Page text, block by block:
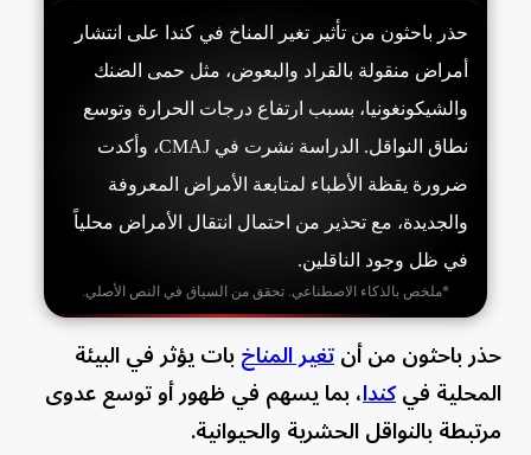
حذر باحثون من تأثير تغير المناخ في كندا على انتشار
أمراض منقولة بالقراد والبعوض، مثل حمى الضنك
والشيكونغونيا، بسبب ارتفاع درجات الحرارة وتوسع
نطاق النواقل. الدراسة نشرت في CMAJ، وأكدت
ضرورة يقظة الأطباء لمتابعة الأمراض المعروفة
والجديدة، مع تحذير من احتمال انتقال الأمراض محلياً
في ظل وجود الناقلين.
*ملخص بالذكاء الاصطناعي. تحقق من السياق في النص الأصلي.
حذر باحثون من أنتغير المناخبات يؤثر في البيئة
المحلية فيكندا، بما يسهم في ظهور أو توسع عدوى
مرتبطة بالنواقل الحشرية والحيوانية.